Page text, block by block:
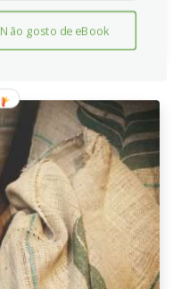
Não gosto de eBook